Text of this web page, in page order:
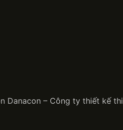
– Công ty thiết kế